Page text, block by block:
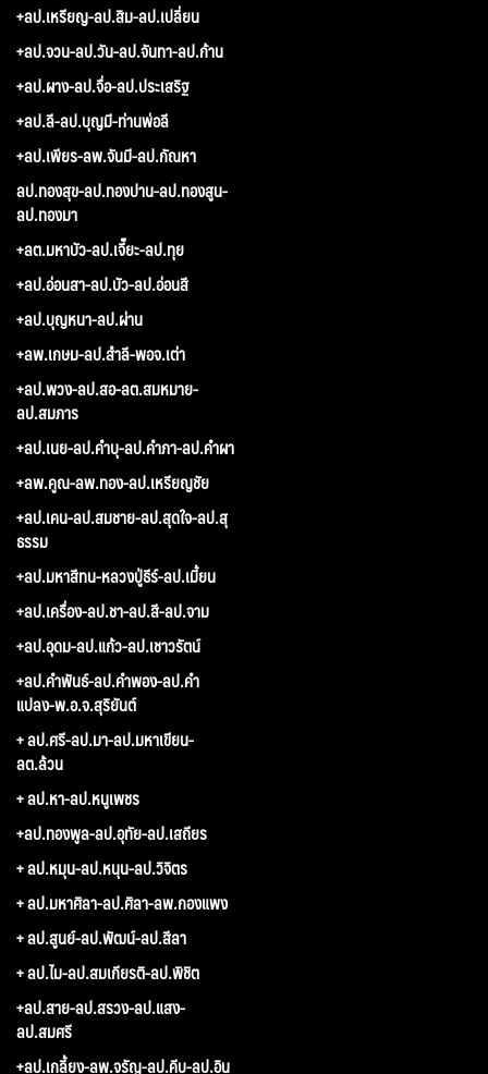
+ลป.เหรียญ-ลป.สิม-ลป.เปลี่ยน
+ลป.จวน-ลป.วัน-ลป.จันทา-ลป.ก้าน
+ลป.ผาง-ลป.จื่อ-ลป.ประเสริฐ
+ลป.ลี-ลป.บุญมี-ท่านพ่อลี
+ลป.เพียร-ลพ.จันมี-ลป.กัณหา
ลป.ทองสุข-ลป.ทองปาน-ลป.ทองสูน-
ลป.ทองมา
+ลต.มหาบัว-ลป.เจี๊ยะ-ลป.ทุย
+ลป.อ่อนสา-ลป.บัว-ลป.อ่อนสี
+ลป.บุญหนา-ลป.ผ่าน
+ลพ.เกษม-ลป.สำลี-พอจ.เต่า
+ลป.พวง-ลป.สอ-ลต.สมหมาย-
ลป.สมภาร
+ลป.เนย-ลป.คำบุ-ลป.คำภา-ลป.คำผา
+ลพ.คูณ-ลพ.ทอง-ลป.เหรียญชัย
+ลป.เคน-ลป.สมชาย-ลป.สุดใจ-ลป.สุ
ธรรม
+ลป.มหาสีทน-หลวงปู่ธีร์-ลป.เมี้ยน
+ลป.เครื่อง-ลป.ชา-ลป.สี-ลป.จาม
+ลป.อุดม-ลป.แก้ว-ลป.เชาวรัตน์
+ลป.คำพันธ์-ลป.คำพอง-ลป.คำ
แปลง-พ.อ.จ.สุริยันต์
+ ลป.ศรี-ลป.มา-ลป.มหาเขียน-
ลต.ล้วน
+ ลป.หา-ลป.หนูเพชร
+ลป.ทองพูล-ลป.อุทัย-ลป.เสถียร
+ ลป.หมุน-ลป.หนุน-ลป.วิจิตร
+ ลป.มหาศิลา-ลป.ศิลา-ลพ.กองแพง
+ ลป.สูนย์-ลป.พัฒน์-ลป.สีลา
+ ลป.ไม-ลป.สมเกียรติ-ลป.พิชิต
+ลป.สาย-ลป.สรวง-ลป.แสง-
ลป.สมศรี
+ลป.เกลี้ยง-ลพ.จรัญ-ลป.คีบ-ลป.อิน